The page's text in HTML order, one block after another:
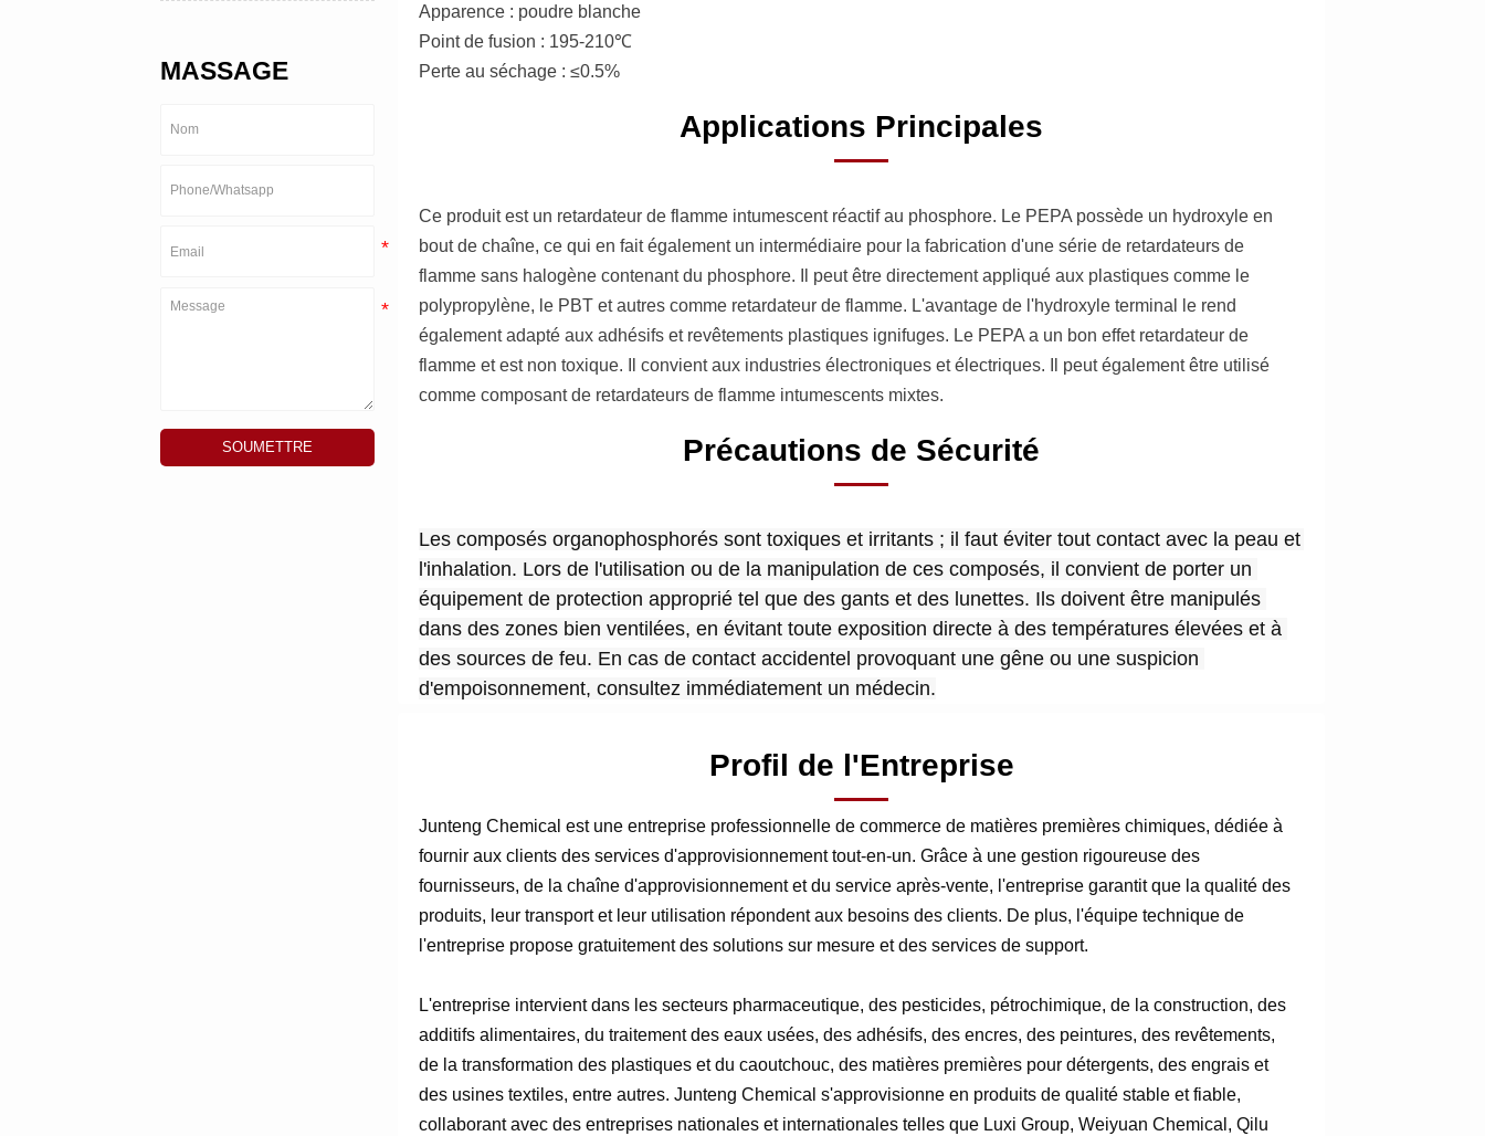
MASSAGE
SOUMETTRE
Apparence : poudre blanche
Point de fusion : 195-210℃
Perte au séchage : ≤0.5%
Applications Principales
Ce produit est un retardateur de flamme intumescent réactif au phosphore. Le PEPA possède un hydroxyle en
bout de chaîne, ce qui en fait également un intermédiaire pour la fabrication d'une série de retardateurs de
flamme sans halogène contenant du phosphore. Il peut être directement appliqué aux plastiques comme le
polypropylène, le PBT et autres comme retardateur de flamme. L'avantage de l'hydroxyle terminal le rend
également adapté aux adhésifs et revêtements plastiques ignifuges. Le PEPA a un bon effet retardateur de
flamme et est non toxique. Il convient aux industries électroniques et électriques. Il peut également être utilisé
comme composant de retardateurs de flamme intumescents mixtes.
Précautions de Sécurité
Les composés organophosphorés sont toxiques et irritants ; il faut éviter tout contact avec la peau et
l'inhalation. Lors de l'utilisation ou de la manipulation de ces composés, il convient de porter un
équipement de protection approprié tel que des gants et des lunettes. Ils doivent être manipulés
dans des zones bien ventilées, en évitant toute exposition directe à des températures élevées et à
des sources de feu. En cas de contact accidentel provoquant une gêne ou une suspicion
d'empoisonnement, consultez immédiatement un médecin.
Profil de l'Entreprise
Junteng Chemical est une entreprise professionnelle de commerce de matières premières chimiques, dédiée à
fournir aux clients des services d'approvisionnement tout-en-un. Grâce à une gestion rigoureuse des
fournisseurs, de la chaîne d'approvisionnement et du service après-vente, l'entreprise garantit que la qualité des
produits, leur transport et leur utilisation répondent aux besoins des clients. De plus, l'équipe technique de
l'entreprise propose gratuitement des solutions sur mesure et des services de support.
L'entreprise intervient dans les secteurs pharmaceutique, des pesticides, pétrochimique, de la construction, des
additifs alimentaires, du traitement des eaux usées, des adhésifs, des encres, des peintures, des revêtements,
de la transformation des plastiques et du caoutchouc, des matières premières pour détergents, des engrais et
des usines textiles, entre autres. Junteng Chemical s'approvisionne en produits de qualité stable et fiable,
collaborant avec des entreprises nationales et internationales telles que Luxi Group, Weiyuan Chemical, Qilu